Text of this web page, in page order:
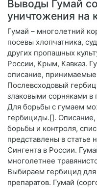
Выводы Гумай
уничтожения на
Гумай – многолетний
посевы хлопчатника,
других пропашных
России, Крым, Кавказ.
описание,
Послевсходовый
злаковыми сорняками в
Для борьбы с гумаем
гербициды.[].
борьбы и контроля,
представлены в статье
Сингента в России.
многолетнее
Выбираем гербицид
препаратов. Гумай